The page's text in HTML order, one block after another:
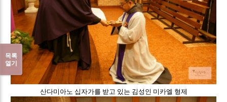
산다미아노 십자가를 받고 있는 김성인 미카엘 형제
목록
열기